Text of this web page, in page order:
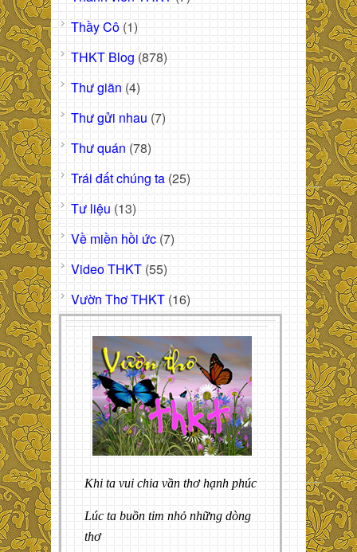
Thầy Cô (1)
THKT Blog (878)
Thư giãn (4)
Thư gửi nhau (7)
Thư quán (78)
Trái đất chúng ta (25)
Tư liệu (13)
Về miền hồi ức (7)
Video THKT (55)
Vườn Thơ THKT (16)
Khi ta vui chia vần thơ hạnh phúc
Lúc ta buồn tim nhỏ những dòng
thơ